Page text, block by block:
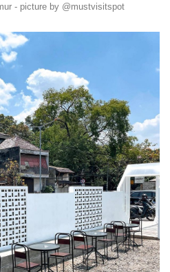
- picture by @mustvisitspot